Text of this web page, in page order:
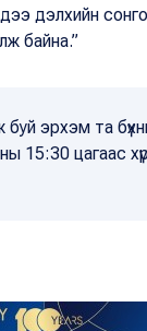
дэлхийн
байна.”
эрхэм та
цагаас